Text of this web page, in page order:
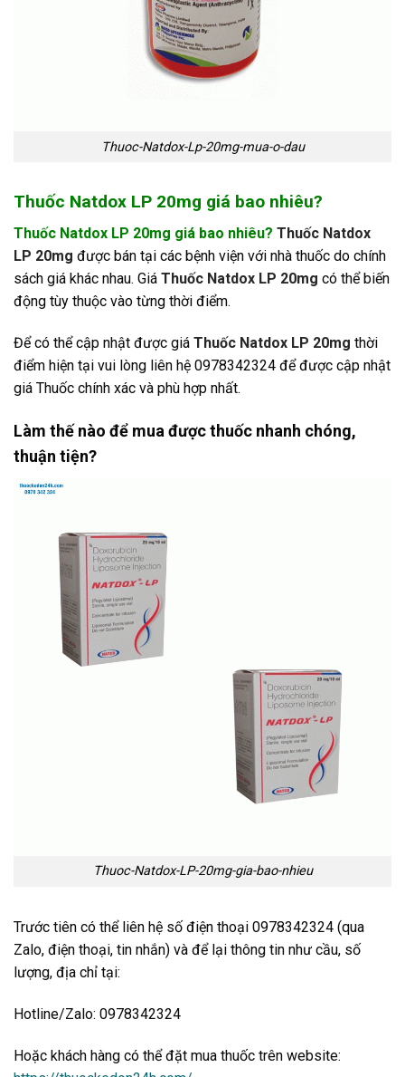
Thuoc-Natdox-Lp-20mg-mua-o-dau
Thuốc Natdox LP 20mg giá bao nhiêu?
Thuốc Natdox LP 20mg giá bao nhiêu? Thuốc Natdox
LP 20mg được bán tại các bệnh viện với nhà thuốc do chính
sách giá khác nhau. Giá Thuốc Natdox LP 20mg có thể biến
động tùy thuộc vào từng thời điểm.
Để có thể cập nhật được giá Thuốc Natdox LP 20mg thời
điểm hiện tại vui lòng liên hệ 0978342324 để được cập nhật
giá Thuốc chính xác và phù hợp nhất.
Làm thế nào để mua được thuốc nhanh chóng,
thuận tiện?
Thuoc-Natdox-LP-20mg-gia-bao-nhieu
Trước tiên có thể liên hệ số điện thoại 0978342324 (qua
Zalo, điện thoại, tin nhắn) và để lại thông tin như cầu, số
lượng, địa chỉ tại:
Hotline/Zalo: 0978342324
Hoặc khách hàng có thể đặt mua thuốc trên website: